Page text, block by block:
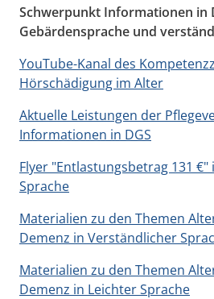
Schwerpunkt Informationen in
Gebärdensprache und
YouTube-Kanal des
Hörschädigung im Alter
Aktuelle Leistungen der
Informationen in DGS
Flyer "Entlastungsbetrag 131
Sprache
Materialien zu den Themen
Demenz in Verständlicher
Materialien zu den Themen
Demenz in Leichter Sprache